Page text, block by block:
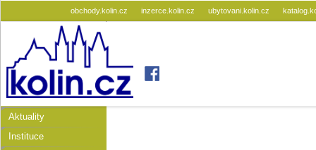
obchody.kolin.cz inzerce.kolin.cz ubytovani.kolin.cz
Aktuality
Instituce